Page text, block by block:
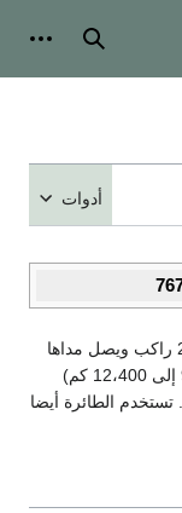
بحث
أدوات
. تتسع ال767 لما بين 181 و245 راكب ويصل مداها
(9،400 إلى 12،400 كم)
. تستخدم الطائرة أيضا